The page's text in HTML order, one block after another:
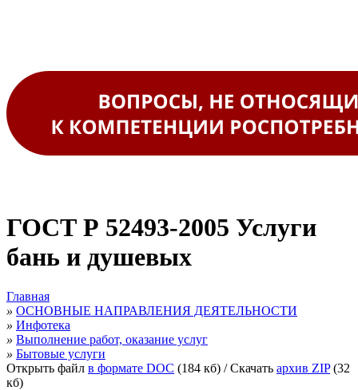
ГОСТ Р 52493-2005 Услуги
бань и душевых
Главная
» ОСНОВНЫЕ НАПРАВЛЕНИЯ ДЕЯТЕЛЬНОСТИ
» Инфотека
» Выполнение работ, оказание услуг
» Бытовые услуги
Открыть файл в формате DOC (184 кб) / Скачать архив ZIP (32
кб)